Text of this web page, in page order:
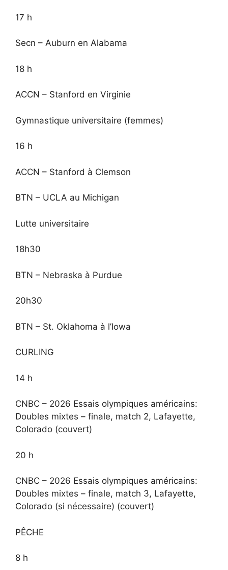
17 h
Secn – Auburn en Alabama
18 h
ACCN – Stanford en Virginie
Gymnastique universitaire (femmes)
16 h
ACCN – Stanford à Clemson
BTN – UCLA au Michigan
Lutte universitaire
18h30
BTN – Nebraska à Purdue
20h30
BTN – St. Oklahoma à l’Iowa
CURLING
14 h
CNBC – 2026 Essais olympiques américains:
Doubles mixtes – finale, match 2, Lafayette,
Colorado (couvert)
20 h
CNBC – 2026 Essais olympiques américains:
Doubles mixtes – finale, match 3, Lafayette,
Colorado (si nécessaire) (couvert)
PÊCHE
8 h